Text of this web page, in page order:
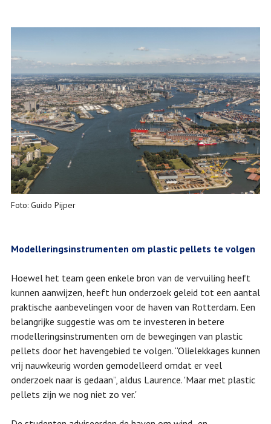
Foto: Guido Pijper
Modelleringsinstrumenten om plastic pellets te volgen
Hoewel het team geen enkele bron van de vervuiling heeft
kunnen aanwijzen, heeft hun onderzoek geleid tot een aantal
praktische aanbevelingen voor de haven van Rotterdam. Een
belangrijke suggestie was om te investeren in betere
modelleringsinstrumenten om de bewegingen van plastic
pellets door het havengebied te volgen. “Olielekkages kunnen
vrij nauwkeurig worden gemodelleerd omdat er veel
onderzoek naar is gedaan”, aldus Laurence. 'Maar met plastic
pellets zijn we nog niet zo ver.'